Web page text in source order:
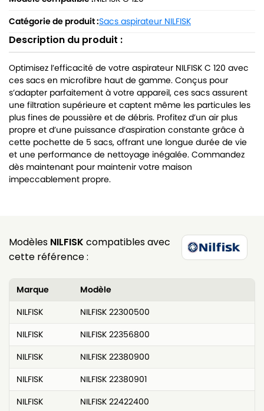
Catégorie de produit :Sacs aspirateur NILFISK
Description du produit :
Optimisez l’efficacité de votre aspirateur NILFISK C 120 avec
ces sacs en microfibre haut de gamme. Conçus pour
s’adapter parfaitement à votre appareil, ces sacs assurent
une filtration supérieure et captent même les particules les
plus fines de poussière et de débris. Profitez d’un air plus
propre et d’une puissance d’aspiration constante grâce à
cette pochette de 5 sacs, offrant une longue durée de vie
et une performance de nettoyage inégalée. Commandez
dès maintenant pour maintenir votre maison
impeccablement propre.
Modèles NILFISK compatibles avec
cette référence :
Marque
Modèle
NILFISK
NILFISK 22300500
NILFISK
NILFISK 22356800
NILFISK
NILFISK 22380900
NILFISK
NILFISK 22380901
NILFISK
NILFISK 22422400